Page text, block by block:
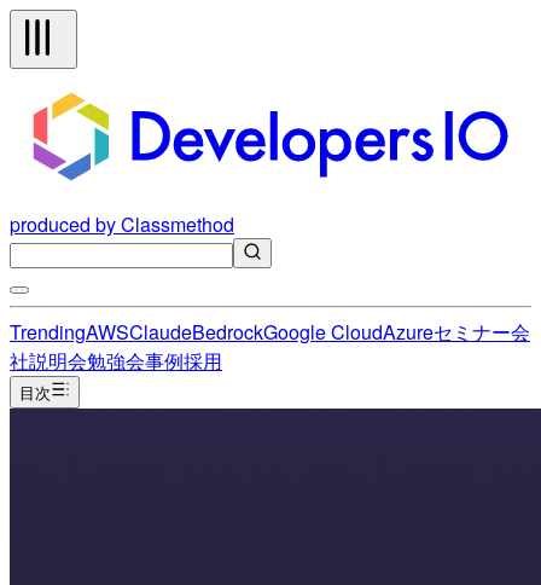
produced by Classmethod
TrendingAWSClaudeBedrockGoogle CloudAzureセミナー会
社説明会勉強会事例採用
目次